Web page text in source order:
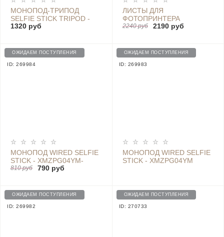
МОНОПОД-ТРИПОД
SELFIE STICK TRIPOD -
XMZPG01YM-GRAY
1320 руб
ЛИСТЫ ДЛЯ
ФОТОПРИНТЕРА
XMKDDYJHT01 20 ШТ.
2240 руб 2190 руб
ОЖИДАЕМ ПОСТУПЛЕНИЯ
ID: 269984
МОНОПОД WIRED SELFIE
STICK - XMZPG04YM-
BLACK
810 руб 790 руб
ОЖИДАЕМ ПОСТУПЛЕНИЯ
ID: 269983
МОНОПОД WIRED SELFIE
STICK - XMZPG04YM
ОЖИДАЕМ ПОСТУПЛЕНИЯ
ID: 269982
ОЖИДАЕМ ПОСТУПЛЕНИЯ
ID: 270733